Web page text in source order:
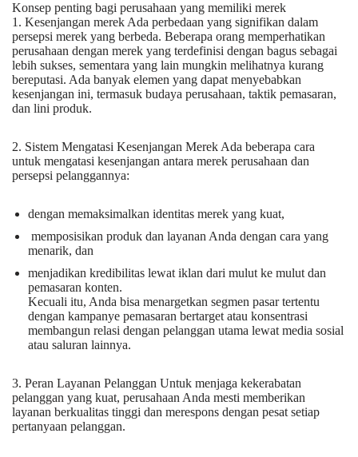
Konsep penting bagi perusahaan yang memiliki merek
1. Kesenjangan merek Ada perbedaan yang signifikan dalam
persepsi merek yang berbeda. Beberapa orang memperhatikan
perusahaan dengan merek yang terdefinisi dengan bagus sebagai
lebih sukses, sementara yang lain mungkin melihatnya kurang
bereputasi. Ada banyak elemen yang dapat menyebabkan
kesenjangan ini, termasuk budaya perusahaan, taktik pemasaran,
dan lini produk.
2. Sistem Mengatasi Kesenjangan Merek Ada beberapa cara
untuk mengatasi kesenjangan antara merek perusahaan dan
persepsi pelanggannya:
dengan memaksimalkan identitas merek yang kuat,
memposisikan produk dan layanan Anda dengan cara yang
menarik, dan
menjadikan kredibilitas lewat iklan dari mulut ke mulut dan
pemasaran konten.
Kecuali itu, Anda bisa menargetkan segmen pasar tertentu
dengan kampanye pemasaran bertarget atau konsentrasi
membangun relasi dengan pelanggan utama lewat media sosial
atau saluran lainnya.
3. Peran Layanan Pelanggan Untuk menjaga kekerabatan
pelanggan yang kuat, perusahaan Anda mesti memberikan
layanan berkualitas tinggi dan merespons dengan pesat setiap
pertanyaan pelanggan.